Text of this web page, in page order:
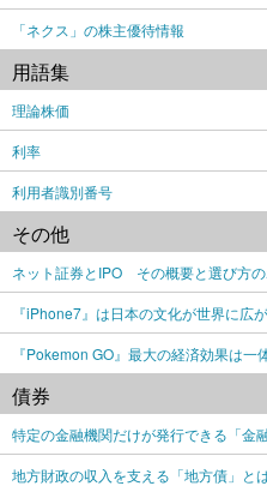
「ネクス」の株主優待情報
用語集
理論株価
利率
利用者識別番号
その他
ネット証券とIPO その概要と選び方の
『iPhone7』は日本の文化が世界に広
『Pokemon GO』最大の経済効果は一
債券
特定の金融機関だけが発行できる「金
地方財政の収入を支える「地方債」と